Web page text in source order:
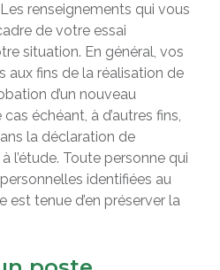
renseignements qui vous
de votre essai
situation. En général, vos
aux fins de la réalisation de
d’un nouveau
échéant, à d’autres fins,
la déclaration de
l’étude. Toute personne qui
identifiées au
est tenue d’en préserver la